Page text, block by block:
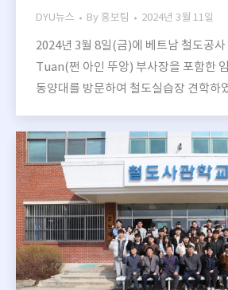
DYU뉴스 By 홍보팀 2024년 3월 11일
2024년 3월 8일(금)에 베트남 철도공
Tuan(쩐 아인 뚜앙) 부사장을 포함한
동양대를 방문하여 철도실습장 견학하